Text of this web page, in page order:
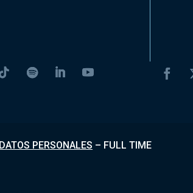
PERSONALES – FULL TIME